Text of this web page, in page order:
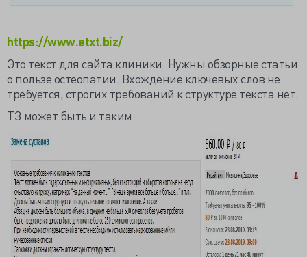
https://www.etxt.biz/
Это текст для сайта клиники. Нужны обзорные статьи
о пользе остеопатии. Вхождение ключевых слов не
требуется, строгих требований к структуре текста нет.
ТЗ может быть и таким: